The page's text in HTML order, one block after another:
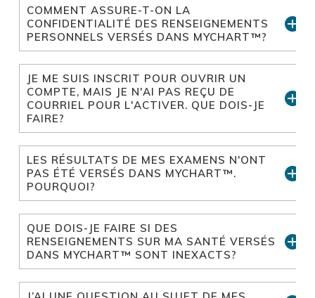
COMMENT ASSURE-T-ON LA
CONFIDENTIALITÉ DES RENSEIGNEMENTS
PERSONNELS VERSÉS DANS MYCHART™?
JE ME SUIS INSCRIT POUR OUVRIR UN
COMPTE, MAIS JE N'AI PAS REÇU DE
COURRIEL POUR L'ACTIVER. QUE DOIS-JE
FAIRE?
LES RÉSULTATS DE MES EXAMENS N'ONT
PAS ÉTÉ VERSÉS DANS MYCHART™.
POURQUOI?
QUE DOIS-JE FAIRE SI DES
RENSEIGNEMENTS SUR MA SANTÉ VERSÉS
DANS MYCHART™ SONT INEXACTS?